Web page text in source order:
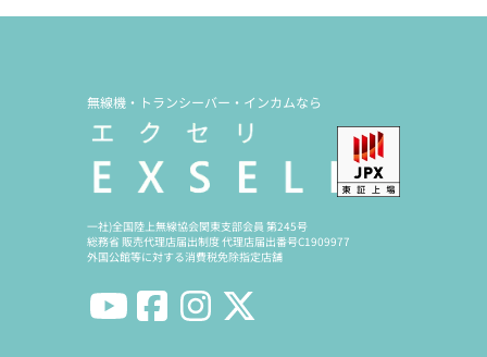
無線機・トランシーバー・インカムなら
一社)全国陸上無線協会関東支部会員 第245号
総務省 販売代理店届出制度 代理店届出番号C1909977
外国公館等に対する消費税免除指定店舗